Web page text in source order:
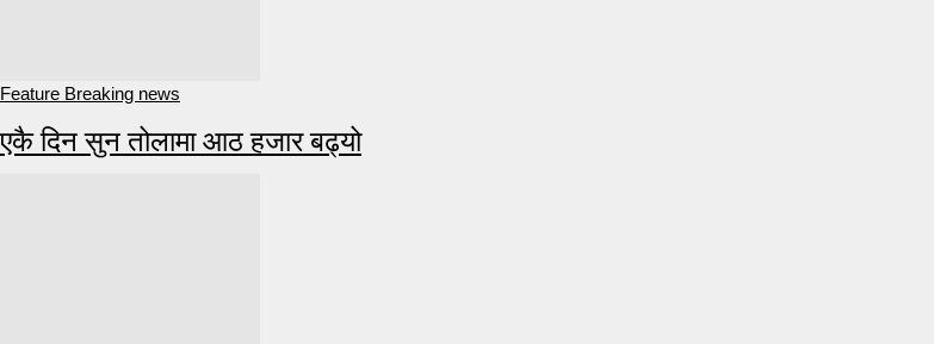
Feature Breaking news
एकै दिन सुन तोलामा आठ हजार बढ्यो